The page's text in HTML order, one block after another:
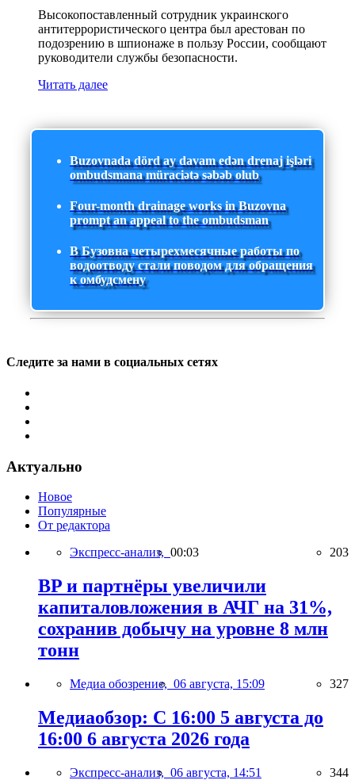
Высокопоставленный сотрудник украинского
антитеррористического центра был арестован по
подозрению в шпионаже в пользу России, сообщают
руководители службы безопасности.
Читать далее
Buzovnada dörd ay davam edən drenaj işləri
ombudsmana müraciətə səbəb olub
Four-month drainage works in Buzovna
prompt an appeal to the ombudsman
В Бузовна четырехмесячные работы по
водоотводу стали поводом для обращения
к омбудсмену
Следите за нами в социальных сетях
Актуально
Новое
Популярные
От редактора
Экспресс-анализ, 00:03 203
BP и партнёры увеличили
капиталовложения в АЧГ на 31%,
сохранив добычу на уровне 8 млн
тонн
Медиа обозрение, 06 августа, 15:09 327
Медиаобзор: С 16:00 5 августа до
16:00 6 августа 2026 года
Экспресс-анализ, 06 августа, 14:51 344